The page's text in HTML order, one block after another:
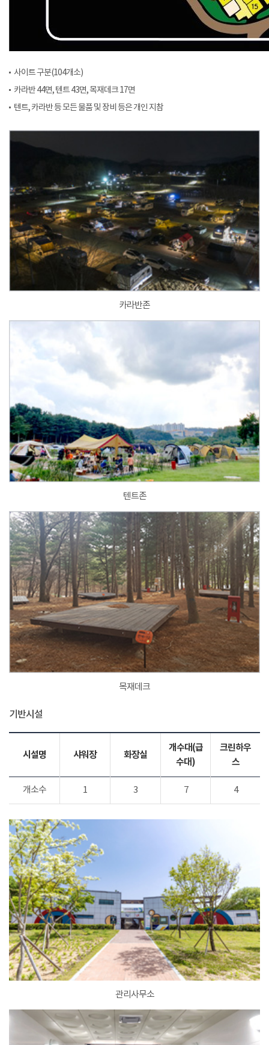
사이트 구분(104개소)
카라반 44면, 텐트 43면, 목재데크 17면
텐트, 카라반 등 모든 물품 및 장비 등은 개인 지참
카라반존
텐트존
목재데크
기반시설
시설명 샤워장 화장실
개수대(급
수대)
크린하우
스
개소수 1 3 7 4
관리사무소